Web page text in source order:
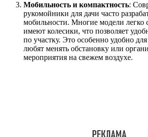
Мобильность и компактность:
рукомойники для дачи часто
мобильности. Многие модели легко
имеют колесики, что позволяет
по участку. Это особенно удобно
любят менять обстановку или
мероприятия на свежем воздухе.